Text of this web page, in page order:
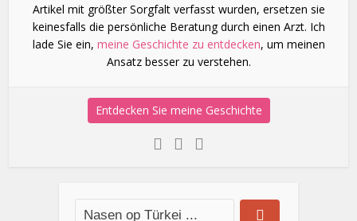
Artikel mit größter Sorgfalt verfasst wurden, ersetzen sie
keinesfalls die persönliche Beratung durch einen Arzt. Ich
lade Sie ein, meine Geschichte zu entdecken, um meinen
Ansatz besser zu verstehen.
Entdecken Sie meine Geschichte